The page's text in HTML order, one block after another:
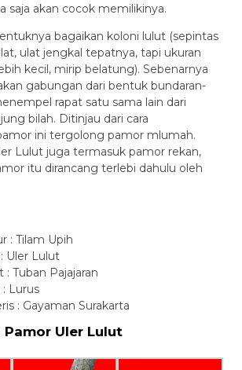
saja akan cocok memilikinya.
bagaikan koloni lulut (sepintas
ulat jengkal tepatnya, tapi ukuran
kecil, mirip belatung). Sebenarnya
gabungan dari bentuk bundaran-
rapat satu sama lain dari
bilah. Ditinjau dari cara
ini tergolong pamor mlumah.
Lulut juga termasuk pamor rekan,
itu dirancang terlebi dahulu oleh
: Tilam Upih
Uler Lulut
Tuban Pajajaran
Lurus
: Gayaman Surakarta
Pamor Uler Lulut